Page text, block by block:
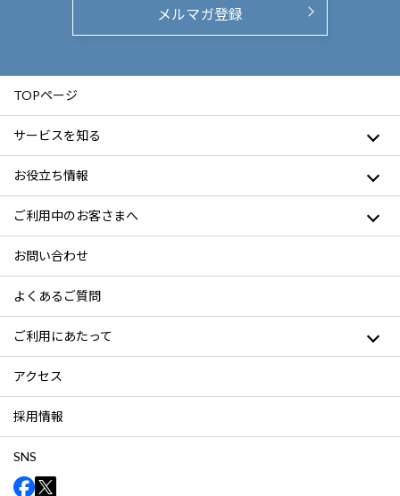
メルマガ登録
TOPページ
サービスを知る
お役立ち情報
ご利用中のお客さまへ
お問い合わせ
よくあるご質問
ご利用にあたって
アクセス
採用情報
SNS